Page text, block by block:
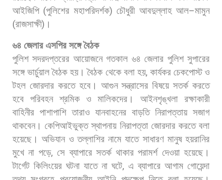
আইজিপি(পুলিশের মহাপরিদর্শক)চৌধুরী আবদুল্লাহ আল–মামুন
(রাজসাক্ষী) ।
৬৪ জেলার এসপির সঙ্গে বৈঠক
পুলিশ সদরদপ্তরের আয়োজনে গতকাল ৬৪ জেলার পুলিশ সুপারের
সঙ্গে ভার্চুয়াল বৈঠক হয়। বৈঠক থেকে বলা হয়, কার্যকর চেকপোস্ট ও
টহল জোরদার করতে হবে। আগুন সন্ত্রাসের বিষয়ে সতর্ক করতে
হবে
পরিবহন শ্রমিক ও মালিকদের। আইনশৃঙ্খলা
রক্ষাকারী
বাহিনীর পাশাপাশি তারাও যানবাহনের বাড়তি নিরাপত্তায় সজাগ
থাকবেন। কেপিআইভুক্ত স্থাপনায় নিরাপত্তা জোরদার করতে বলা
হয়েছে। অভিযান ও তল্লাশির নামে যাতে সাধারণ মানুষ হয়রানির
মুখে না পড়ে,সে ব্যাপারে সতর্ক থাকার পরামর্শ দেওয়া হয়েছে।
টার্গেট কিলিংয়ের ঘটনা যাতে না ঘটে, এ ব্যাপারে আগাম গোয়েন্দা